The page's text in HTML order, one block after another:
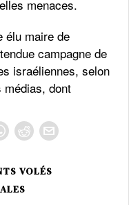
menaces.
élu maire de
campagne de
israéliennes, selon
dont
VOLÉS